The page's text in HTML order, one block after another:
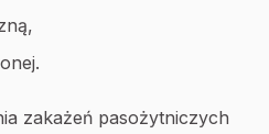
zakażeń pasożytniczych